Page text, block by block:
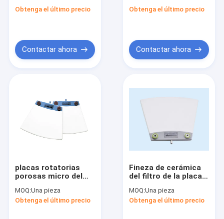
Residuales de
Garantiza el
Rendimiento de
Obtenga el último precio
Contactar ahora
for Filtration
Obtenga el último precio
Contactar ahora
placas rotatorias
porosas micro del
placas de filtro de
vacío del disco para
MOQ:Una pieza
Obtenga el último precio
Fineza de cerámica
del filtro de la placa
blanco los 0.85µM
~5µM resistente a la
MOQ:Una pieza
Obtenga el último precio